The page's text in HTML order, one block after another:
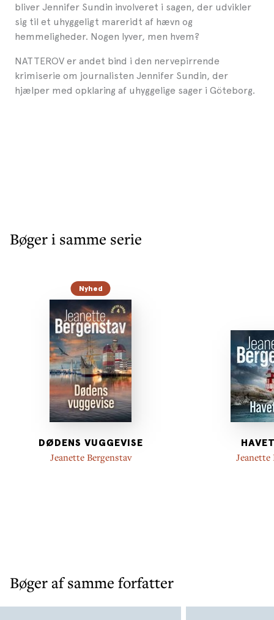
bliver Jennifer Sundin involveret i sagen, der udvikler
sig til et uhyggeligt mareridt af hævn og
hemmeligheder. Nogen lyver, men hvem?
NATTEROV er andet bind i den nervepirrende
krimiserie om journalisten Jennifer Sundin, der
hjælper med opklaring af uhyggelige sager i Göteborg.
Bøger i samme serie
Nyhed
DØDENS VUGGEVISE
Jeanette Bergenstav Jeanette
Bøger af samme forfatter